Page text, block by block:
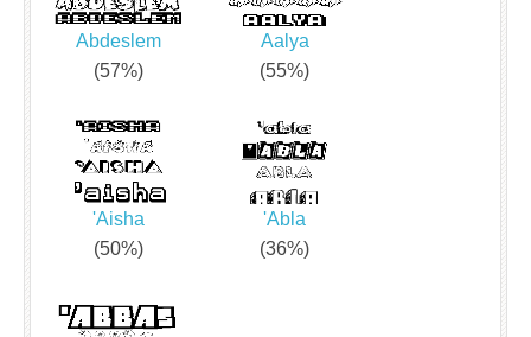
Abdeslem
(57%)
Aalya
(55%)
'Aisha
(50%)
'Abla
(36%)